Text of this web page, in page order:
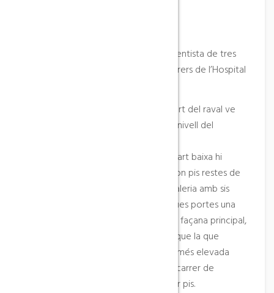
El Centre PIcasso és un edifici renaixentista de tres
plantes situat a l’acabament dels carrers de l’Hospital
La paret que es troba situada a la part del raval ve
d’un mur que salva un important desnivell del
L’edifci consta de tres plantes: a la part baixa hi
podem veure tres espitlleres, al segon pis restes de
finestres coronelles i al tercer una galeria amb sis
arcs. A l’edifici s’hi pot accedir per dues portes una
de mig punt, adovellada, situada a la façana principal,
per on s’accedeix a la planta baixa i que la que
s’utilitza habitualment, i una altra de més elevada
que es troba a la paret que dóna al carrer de
l’Hospital, per on s’accedeix al primer pis.